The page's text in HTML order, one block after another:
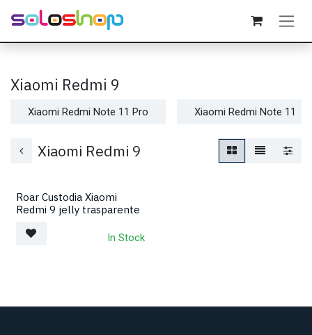
Passa al contenuto
Xiaomi Redmi 9
Xiaomi Redmi Note 11 Pro Xiaomi Redmi Note 11
Xiaomi Redmi 9
Roar Custodia Xiaomi
Redmi 9 jelly trasparente
In Stock